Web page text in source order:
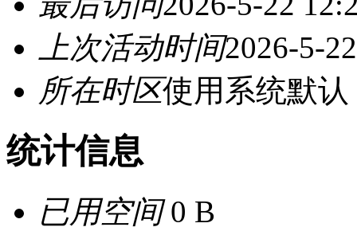
上次活动时间2026-5-
所在时区使用系统默认
统计信息
已用空间0 B